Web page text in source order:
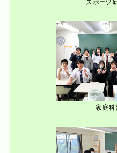
スポーツ
家庭科